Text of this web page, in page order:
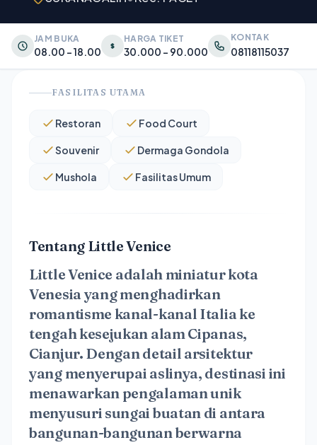
JAM BUKA
08.00 - 18.00
HARGA TIKET
30.000 - 90.000
KONTAK
08118115037
FASILITAS UTAMA
Restoran Food Court
Souvenir Dermaga Gondola
Mushola Fasilitas Umum
Tentang Little Venice
Little Venice adalah miniatur kota
Venesia yang menghadirkan
romantisme kanal-kanal Italia ke
tengah kesejukan alam Cipanas,
Cianjur. Dengan detail arsitektur
yang menyerupai aslinya, destinasi ini
menawarkan pengalaman unik
menyusuri sungai buatan di antara
bangunan-bangunan berwarna